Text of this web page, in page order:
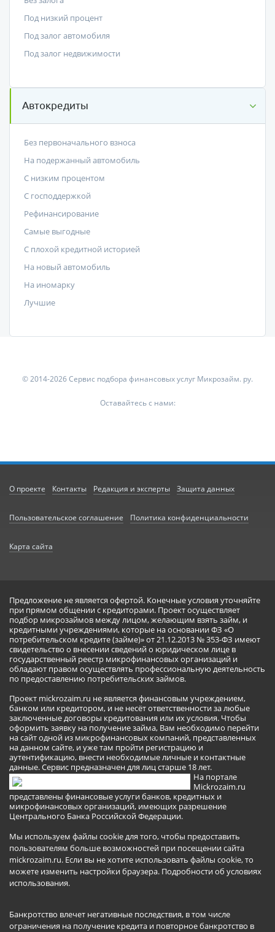
Под низкий процент
Под залог автомобиля
Под залог недвижимости
Автокредиты
Без первоначального взноса
На подержанный автомобиль
С низким процентом
C господдержкой
Рефинансирование
Самые выгодные
С плохой кредитной историей
На новый автомобиль
На иномарку
Лучшие
© 2014-2026 Сервис подбора финансовых услуг Микрозайм. ру.
Оставайтесь с нами:
О проекте Контакты Редакция и эксперты Защита данных
Пользовательское соглашение Политика конфиденциальности
Карта сайта
Предложение не является офертой. Конечные условия уточняйте
при прямом общении с кредиторами. Проект осуществляет
подбор микрозаймов между лицом, желающим взять займ, и
кредитными учреждениями, которые на основании ФЗ «О
потребительском кредите (займе)» от 21.12.2013 № 353-ФЗ имеют
свидетельство о внесении сведений о юридическом лице в
государственный реестр микрофинансовых организаций и
обладают правом осуществлять профессиональную деятельность
по предоставлению потребительских займов.
Проект mickrozaim.ru не является финансовым учреждением,
банком или кредитором, и не несёт ответственности за любые
заключенные договоры кредитования или их условия. Чтобы
оформить заявку на получение займа, Вам необходимо перейти
на сайт одной из микрофинансовых компаний, представленных
на данном сайте, и уже там пройти регистрацию и
аутентификацию, внести необходимые личные и контактные
данные. Сервис предназначен для лиц старше 18 лет.
На портале
Mickrozaim.ru
представлены финансовые услуги банков, кредитных и
микрофинансовых организаций, имеющих разрешение
Центрального Банка Российской Федерации.
Мы используем файлы cookie для того, чтобы предоставить
пользователям больше возможностей при посещении сайта
mickrozaim.ru. Если вы не хотите использовать файлы cookie, то
можете изменить настройки браузера. Подробности об условиях
использования.
Банкротство влечет негативные последствия, в том числе
ограничения на получение кредита и повторное банкротство в